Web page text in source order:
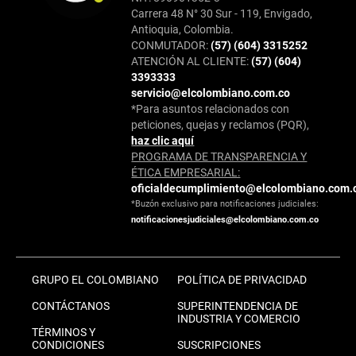
Carrera 48 N° 30 Sur - 119, Envigado,
Antioquia, Colombia.
CONMUTADOR:(57) (604) 3315252
ATENCIÓN AL CLIENTE:(57) (604)
3393333
servicio@elcolombiano.com.co
*Para asuntos relacionados con
peticiones, quejas y reclamos (PQR),
haz clic aquí
PROGRAMA DE TRANSPARENCIA Y
ÉTICA EMPRESARIAL:
*Buzón exclusivo para notificaciones judiciales:
notificacionesjudiciales@elcolombiano.com.co
GRUPO EL COLOMBIANO
CONTÁCTANOS
TÉRMINOS Y
CONDICIONES
POLÍTICA DE PRIVACIDAD
SUPERINTENDENCIA DE
INDUSTRIA Y COMERCIO
SUSCRIPCIONES